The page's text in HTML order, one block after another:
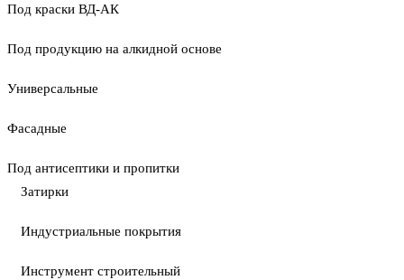
Под краски ВД-АК
Под продукцию на алкидной основе
Универсальные
Фасадные
Под антисептики и пропитки
Затирки
Индустриальные покрытия
Инструмент строительный